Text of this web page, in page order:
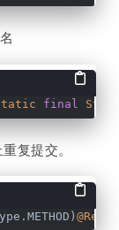
final
复提交。